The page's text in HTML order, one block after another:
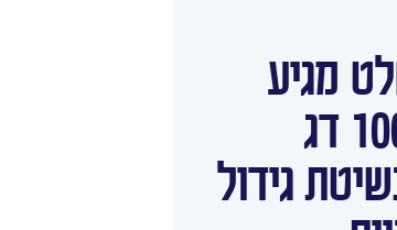
מגיע
בכלל בייבוא מעבר לים?! לעומת זאת, דג הברמונדי הוא 100% דג
גידול